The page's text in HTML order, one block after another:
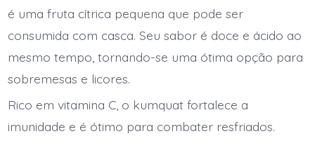
é uma fruta cítrica pequena que pode ser
consumida com casca. Seu sabor é doce e ácido ao
mesmo tempo, tornando-se uma ótima opção para
sobremesas e licores.
Rico em vitamina C, o kumquat fortalece a
imunidade e é ótimo para combater resfriados.